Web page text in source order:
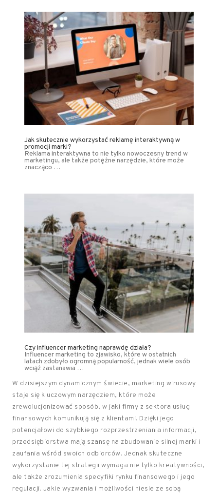
Jak skutecznie wykorzystać reklamę interaktywną w
promocji marki?
Reklama interaktywna to nie tylko nowoczesny trend w
marketingu, ale także potężne narzędzie, które może
znacząco …
Czy influencer marketing naprawdę działa?
Influencer marketing to zjawisko, które w ostatnich
latach zdobyło ogromną popularność, jednak wiele osób
wciąż zastanawia …
W dzisiejszym dynamicznym świecie, marketing wirusowy
staje się kluczowym narzędziem, które może
zrewolucjonizować sposób, w jaki firmy z sektora usług
finansowych komunikują się z klientami. Dzięki jego
potencjałowi do szybkiego rozprzestrzeniania informacji,
przedsiębiorstwa mają szansę na zbudowanie silnej marki i
zaufania wśród swoich odbiorców. Jednak skuteczne
wykorzystanie tej strategii wymaga nie tylko kreatywności,
ale także zrozumienia specyfiki rynku finansowego i jego
regulacji. Jakie wyzwania i możliwości niesie ze sobą